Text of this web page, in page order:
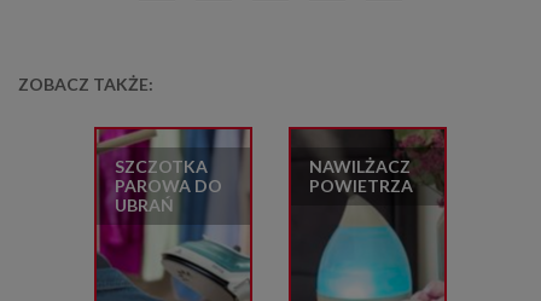
ZOBACZ TAKŻE:
SZCZOTKA
PAROWA DO
UBRAŃ
NAWILŻACZ
POWIETRZA